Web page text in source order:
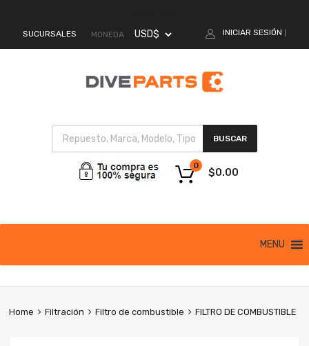
SUCURSALES MONEDA INICIAR SESIÓN
BUSCAR
$0.00
0
MENU
Home Filtración Filtro de combustible FILTRO DE COMBUSTIBLE